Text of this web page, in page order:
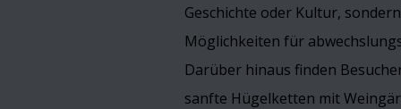
Geschichte oder Kultur,
Möglichkeiten für
Darüber hinaus finden
sanfte Hügelketten mit